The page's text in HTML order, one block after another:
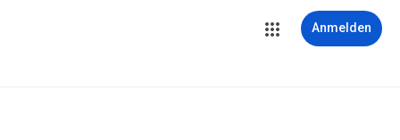
Anmelden